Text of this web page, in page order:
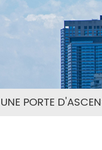
UNE PORTE